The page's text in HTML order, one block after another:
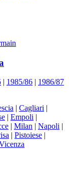
| 1985/86 | 1986/87
| Cagliari |
| Empoli |
| Milan | Napoli |
| Pistoiese |